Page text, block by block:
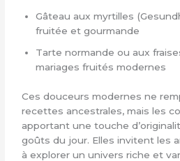
Gâteau aux myrtilles
fruitée et gourmande
Tarte normande ou aux
mariages fruités modernes
Ces douceurs modernes ne
recettes ancestrales, mais les
apportant une touche
goûts du jour. Elles invitent les
à explorer un univers riche et